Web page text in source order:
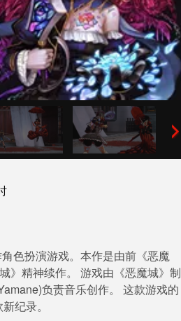
色扮演游戏。本作是由前《恶魔
》精神续作。 游戏由《恶魔城》制
负责音乐创作。 这款游戏的
纪录。